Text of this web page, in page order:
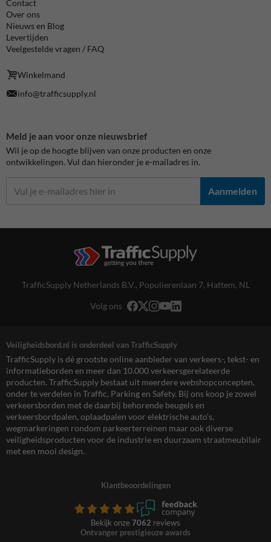
Contact
Over ons
Nieuws en Blog
Levertijden
Veelgestelde vragen / FAQ
Winkelmand
info@trafficsupply.nl
Meld je aan voor onze nieuwsbrief
Wil je op de hoogte blijven van onze producten en onze
ontwikkelingen. Vul dan hieronder je e-mailadres in.
Aanmelden
TrafficSupply Netherlands B.V., Populierenlaan 7, Hattem, NL
Volg ons
Veiligheidsbord.nl is onderdeel van TrafficSupply
TrafficSupply is dé grootste online aanbieder van verkeers-, tekst- en
informatieborden en meer dan 10.000 verkeersgerelateerde
producten. TrafficSupply bestaat uit meerdere webshopconcepten,
onder te verdelen in Traffic, Parking en Safety. Bij ons koop je zowel
verkeersborden met de daarbij behorende beugels en
verkeersbordpalen, oplaadpalen voor elektrische auto’s,
wegmarkeringen rondom parkeerterreinen maar ook diverse
veiligheidsproducten voor de industrie en duurzaam straatmeubilair
met een mooi design.
Klantbeoordelingen
Bekijk onze 7062 reviews
Ontvanger prestigieuze awards